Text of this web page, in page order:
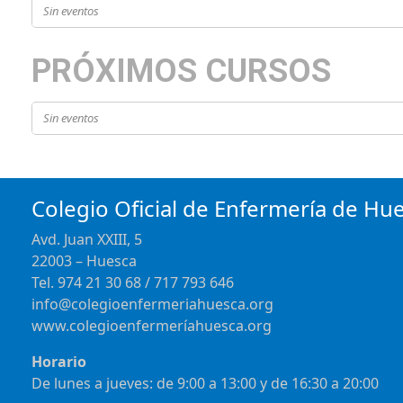
Sin eventos
PRÓXIMOS CURSOS
Sin eventos
Colegio Oficial de Enfermería de
Avd. Juan XXIII, 5
22003 – Huesca
Tel. 974 21 30 68 / 717 793 646
info@colegioenfermeriahuesca.org
www.colegioenfermeríahuesca.org
Horario
De lunes a jueves: de 9:00 a 13:00 y de 16:30 a 20:00